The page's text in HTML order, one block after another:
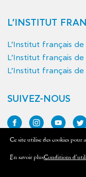
L’INSTITUT
L’Institut français
L’Institut français
L’Institut français
SUIVEZ-NOUS
Ce site utilise des cookies pour
En savoir plusConditions